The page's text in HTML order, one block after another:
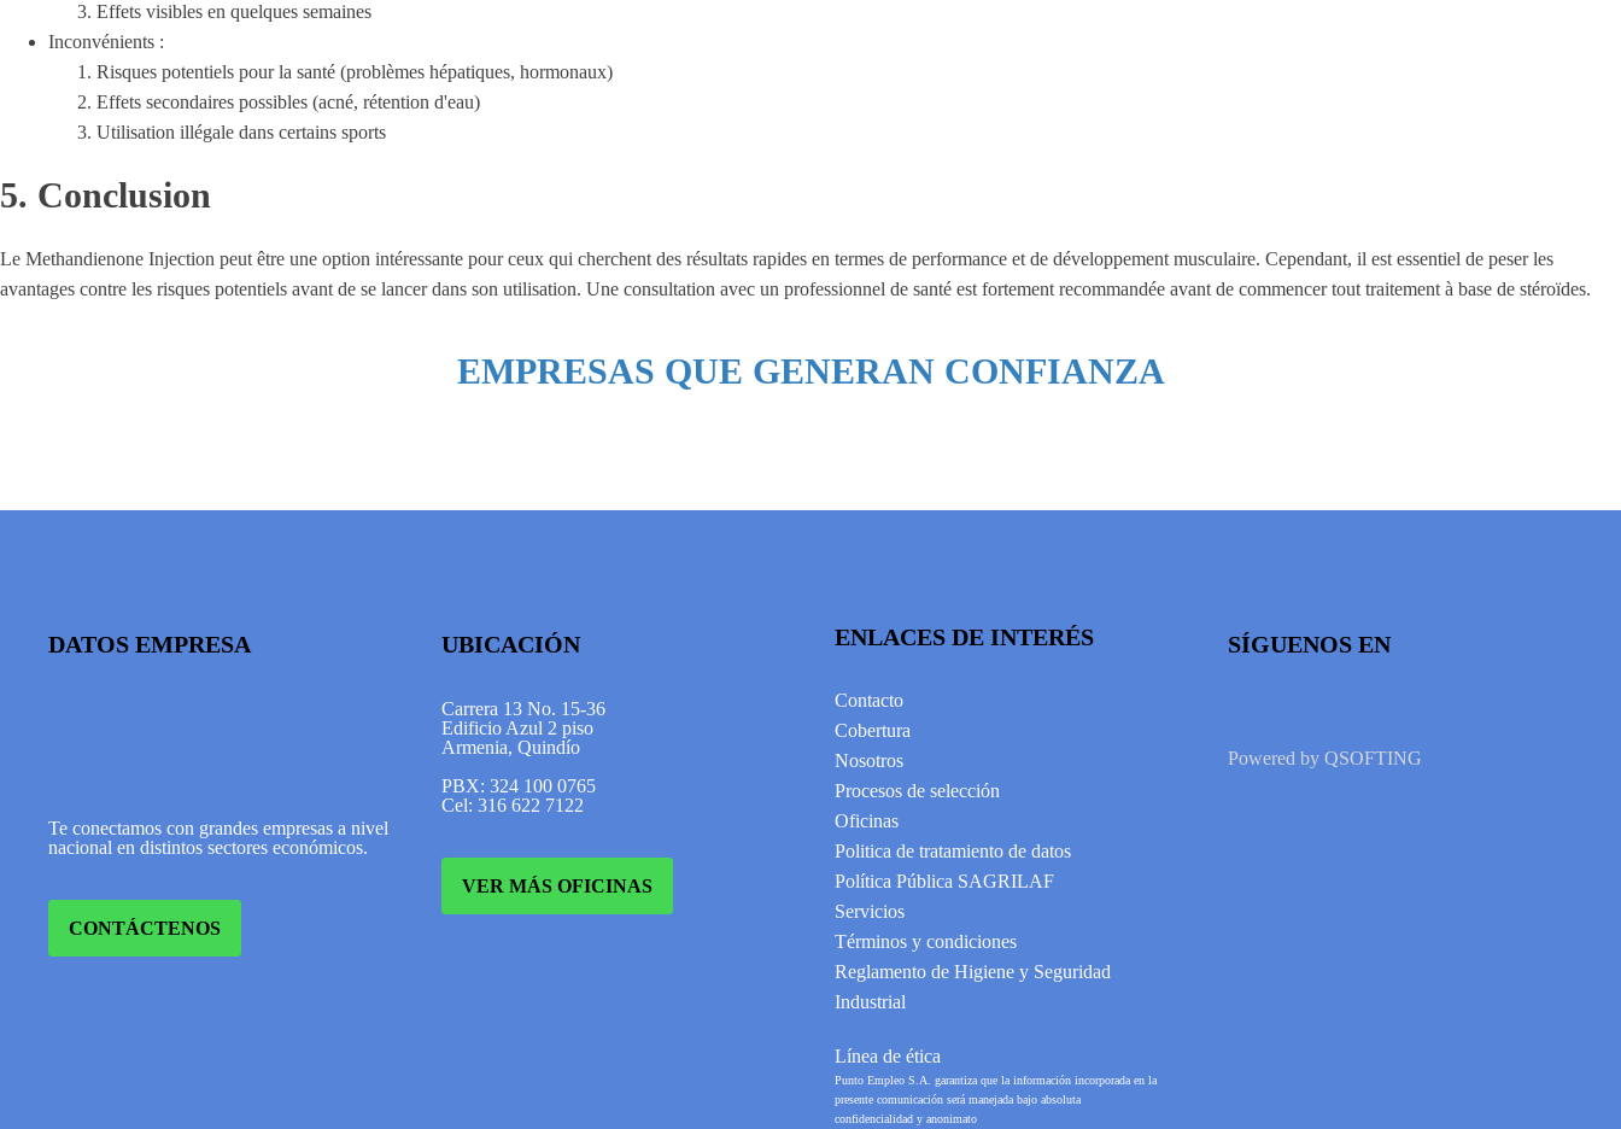
Effets visibles en quelques semaines
Inconvénients :
Risques potentiels pour la santé (problèmes hépatiques, hormonaux)
Effets secondaires possibles (acné, rétention d'eau)
Utilisation illégale dans certains sports
5. Conclusion
Le Methandienone Injection peut être une option intéressante pour ceux qui cherchent des résultats rapides en termes de performance et de développement musculaire. Cependant, il est essentiel de peser les
avantages contre les risques potentiels avant de se lancer dans son utilisation. Une consultation avec un professionnel de santé est fortement recommandée avant de commencer tout traitement à base de stéroïdes.
EMPRESAS QUE GENERAN CONFIANZA
DATOS EMPRESA
Te conectamos con grandes empresas a nivel
nacional en distintos sectores económicos.
CONTÁCTENOS
UBICACIÓN
Carrera 13 No. 15-36
Edificio Azul 2 piso
Armenia, Quindío
PBX: 324 100 0765
Cel: 316 622 7122
VER MÁS OFICINAS
ENLACES DE INTERÉS
Contacto
Cobertura
Nosotros
Procesos de selección
Oficinas
Politica de tratamiento de datos
Política Pública SAGRILAF
Servicios
Términos y condiciones
Reglamento de Higiene y Seguridad
Industrial
Línea de ética
Punto Empleo S.A. garantiza que la información incorporada en la
presente comunicación será manejada bajo absoluta
confidencialidad y anonimato
SÍGUENOS EN
Powered by QSOFTING